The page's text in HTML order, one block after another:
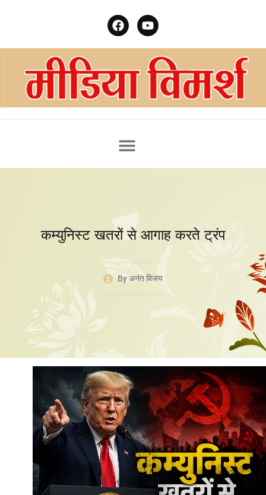
कम्युनिस्ट खतरों से आगाह करते ट्रंप
Byअनंत विजय